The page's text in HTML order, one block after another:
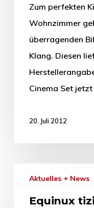
Zum perfekten
Wohnzimmer
überragenden
Klang. Diesen
Cinema Set
20. Juli 2012
Aktuelles + News
Equinux